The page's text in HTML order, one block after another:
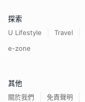
探索
U Lifestyle Travel
e-zone
其他
關於我們 免責聲明